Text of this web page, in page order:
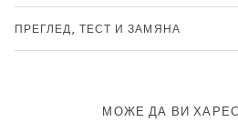
ПРЕГЛЕД, ТЕСТ И ЗАМЯНА
МОЖЕ ДА ВИ